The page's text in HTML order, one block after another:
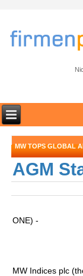
MW TOPS GLOBAL
AGM
ONE) -
MW Indices plc